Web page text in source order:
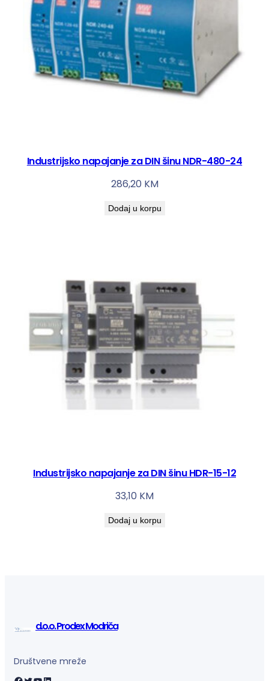
Industrijsko napajanje za DIN šinu NDR-480-24
286,20 KM
Dodaj u korpu
Industrijsko napajanje za DIN šinu HDR-15-12
33,10 KM
Dodaj u korpu
d.o.o. Prodex Modriča
Društvene mreže